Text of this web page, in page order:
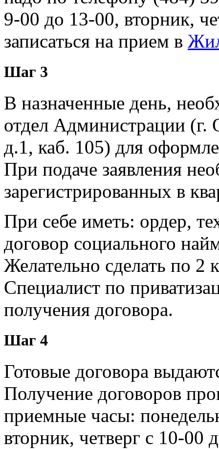
9-00 до 13-00, вторник,
записаться на прием в
Шаг 3
В назначенные день,
отдел Администрации
д.1, каб. 105) для
При подаче заявления
зарегистрированных в
При себе иметь: ордер,
договор социального
Желательно сделать по 2
Специалист по
получения договора.
Шаг 4
Готовые договора
Получение договоров
приемные часы:
вторник, четверг с 10-00